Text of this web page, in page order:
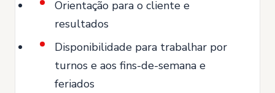
Orientação para o cliente e
resultados
Disponibilidade para trabalhar por
turnos e aos fins-de-semana e
feriados